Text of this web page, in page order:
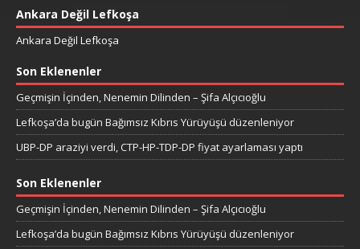
Ankara Değil Lefkoşa
Ankara Değil Lefkoşa
Son Eklenenler
Geçmişin İçinden, Nenemin Dilinden – Şifa Alçıcıoğlu
Lefkoşa’da bugün Bağımsız Kıbrıs Yürüyüşü düzenleniyor
UBP-DP araziyi verdi, CTP-HP-TDP-DP fiyat ayarlaması yaptı
Son Eklenenler
Geçmişin İçinden, Nenemin Dilinden – Şifa Alçıcıoğlu
Lefkoşa’da bugün Bağımsız Kıbrıs Yürüyüşü düzenleniyor